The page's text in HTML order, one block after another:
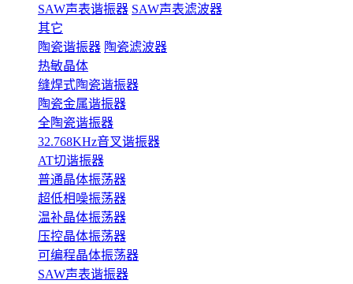
SAW声表谐振器 SAW声表滤波器
其它
陶瓷谐振器 陶瓷滤波器
热敏晶体
缝焊式陶瓷谐振器
陶瓷金属谐振器
全陶瓷谐振器
32.768KHz音叉谐振器
AT切谐振器
普通晶体振荡器
超低相噪振荡器
温补晶体振荡器
压控晶体振荡器
可编程晶体振荡器
SAW声表谐振器